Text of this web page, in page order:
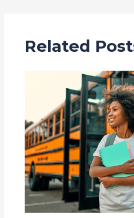
Related